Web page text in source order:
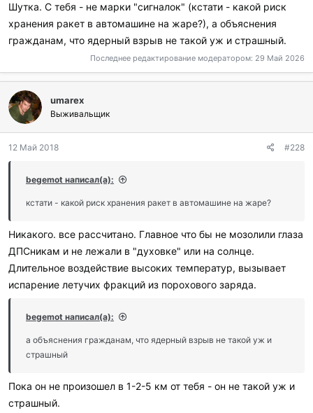
Шутка. С тебя - не марки "сигналок" (кстати - какой риск
хранения ракет в автомашине на жаре?), а объяснения
гражданам, что ядерный взрыв не такой уж и страшный.
Последнее редактирование модератором: 29 Май 2026
umarex
Выживальщик
12 Май 2018 #228
begemot написал(а):
кстати - какой риск хранения ракет в автомашине на жаре?
Никакого. все рассчитано. Главное что бы не мозолили глаза
ДПСникам и не лежали в "духовке" или на солнце.
Длительное воздействие высоких температур, вызывает
испарение летучих фракций из порохового заряда.
begemot написал(а):
а объяснения гражданам, что ядерный взрыв не такой уж и
страшный
Пока он не произошел в 1-2-5 км от тебя - он не такой уж и
страшный.